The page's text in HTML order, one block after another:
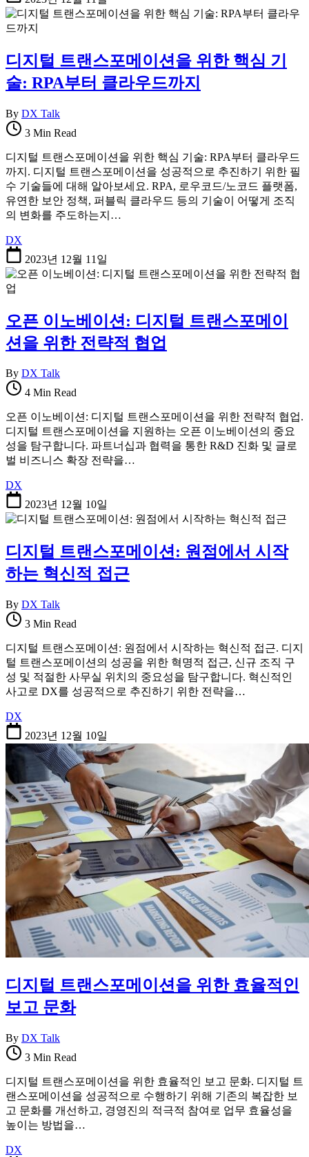
디지털 트랜스포메이션을 위한 핵심 기
술: RPA부터 클라우드까지
By DX Talk
3 Min Read
디지털 트랜스포메이션을 위한 핵심 기술: RPA부터 클라우드
까지. 디지털 트랜스포메이션을 성공적으로 추진하기 위한 필
수 기술들에 대해 알아보세요. RPA, 로우코드/노코드 플랫폼,
유연한 보안 정책, 퍼블릭 클라우드 등의 기술이 어떻게 조직
의 변화를 주도하는지…
DX
2023년 12월 11일
오픈 이노베이션: 디지털 트랜스포메이
션을 위한 전략적 협업
By DX Talk
4 Min Read
오픈 이노베이션: 디지털 트랜스포메이션을 위한 전략적 협업.
디지털 트랜스포메이션을 지원하는 오픈 이노베이션의 중요
성을 탐구합니다. 파트너십과 협력을 통한 R&D 진화 및 글로
벌 비즈니스 확장 전략을…
DX
2023년 12월 10일
디지털 트랜스포메이션: 원점에서 시작
하는 혁신적 접근
By DX Talk
3 Min Read
디지털 트랜스포메이션: 원점에서 시작하는 혁신적 접근. 디지
털 트랜스포메이션의 성공을 위한 혁명적 접근, 신규 조직 구
성 및 적절한 사무실 위치의 중요성을 탐구합니다. 혁신적인
사고로 DX를 성공적으로 추진하기 위한 전략을…
DX
2023년 12월 10일
디지털 트랜스포메이션을 위한 효율적인
보고 문화
By DX Talk
3 Min Read
디지털 트랜스포메이션을 위한 효율적인 보고 문화. 디지털 트
랜스포메이션을 성공적으로 수행하기 위해 기존의 복잡한 보
고 문화를 개선하고, 경영진의 적극적 참여로 업무 효율성을
높이는 방법을…
DX